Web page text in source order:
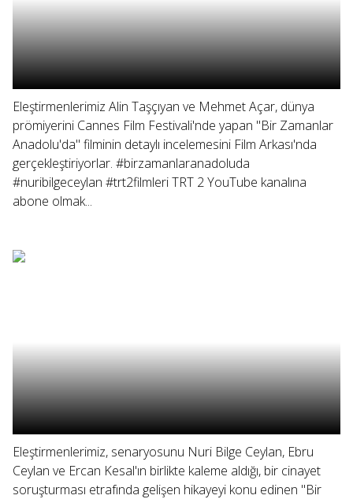
Eleştirmenlerimiz Alin Taşçıyan ve Mehmet Açar, dünya
prömiyerini Cannes Film Festivali'nde yapan "Bir Zamanlar
Anadolu'da" filminin detaylı incelemesini Film Arkası'nda
gerçekleştiriyorlar. #birzamanlaranadoluda
#nuribilgeceylan #trt2filmleri TRT 2 YouTube kanalına
abone olmak...
Eleştirmenlerimiz, senaryosunu Nuri Bilge Ceylan, Ebru
Ceylan ve Ercan Kesal'ın birlikte kaleme aldığı, bir cinayet
soruşturması etrafında gelişen hikayeyi konu edinen "Bir